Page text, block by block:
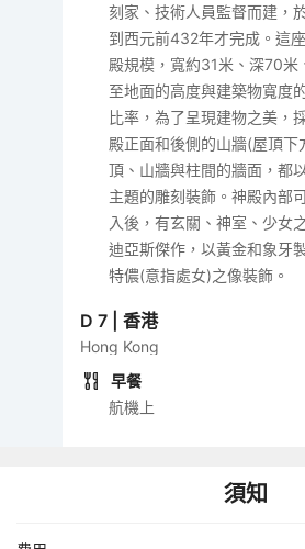
刻家、技術人員監督而建，
到西元前432年才完成。這
殿規模，寬約31米、深70
至地面的高度與建築物寬度
比率，為了呈現建物之美，
殿正面和後側的山牆(屋頂下
頂、山牆與柱間的牆面，都
主題的雕刻裝飾。神殿內部
入後，有玄關、神室、少女
迪亞斯傑作，以黃金和象牙
特儂(意指處女)之像裝飾。
D7 |香港
Hong Kong
早餐
航機上
須知